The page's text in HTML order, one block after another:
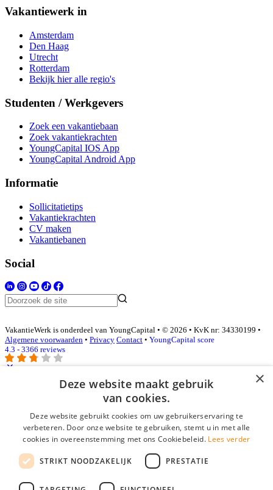
Vakantiewerk in
Amsterdam
Den Haag
Utrecht
Rotterdam
Bekijk hier alle regio's
Studenten / Werkgevers
Zoek een vakantiebaan
Zoek vakantiekrachten
YoungCapital IOS App
YoungCapital Android App
Informatie
Sollicitatietips
Vakantiekrachten
CV maken
Vakantiebanen
Social
VakantieWerk is onderdeel van YoungCapital • © 2026 • KvK nr: 34330199 •
Algemene voorwaarden • Privacy Contact • YoungCapital score
4.3 - 3366 reviews
Inloggen als bedrijf
E-mail*
Wachtwoord
login gegevens onthouden
login
×
Deze website maakt gebruik
van cookies.
Deze website gebruikt cookies om uw gebruikerservaring te
verbeteren. Door onze website te gebruiken, stemt u in met alle
cookies in overeenstemming met ons Cookiebeleid. Lees verder
STRIKT NOODZAKELIJK PRESTATIE